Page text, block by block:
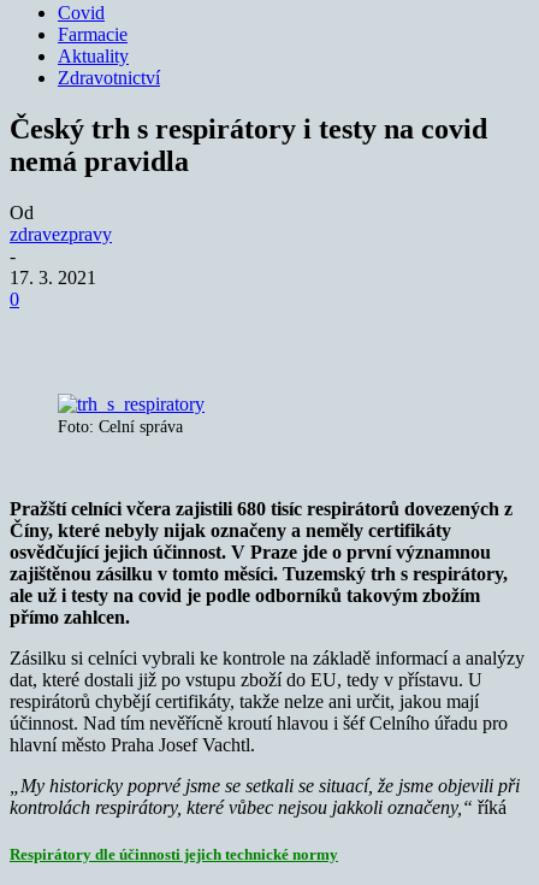
Covid
Farmacie
Aktuality
Zdravotnictví
Český trh s respirátory i testy na covid
nemá pravidla
Od
zdravezpravy
-
17. 3. 2021
0
Foto: Celní správa
Pražští celníci včera zajistili 680 tisíc respirátorů dovezených z
Číny, které nebyly nijak označeny a neměly certifikáty
osvědčující jejich účinnost. V Praze jde o první významnou
zajištěnou zásilku v tomto měsíci. Tuzemský trh s respirátory,
ale už i testy na covid je podle odborníků takovým zbožím
přímo zahlcen.
Zásilku si celníci vybrali ke kontrole na základě informací a analýzy
dat, které dostali již po vstupu zboží do EU, tedy v přístavu. U
respirátorů chybějí certifikáty, takže nelze ani určit, jakou mají
účinnost. Nad tím nevěřícně kroutí hlavou i šéf Celního úřadu pro
hlavní město Praha Josef Vachtl.
„My historicky poprvé jsme se setkali se situací, že jsme objevili při
kontrolách respirátory, které vůbec nejsou jakkoli označeny,“ říká
Respirátory dle účinnosti jejich technické normy